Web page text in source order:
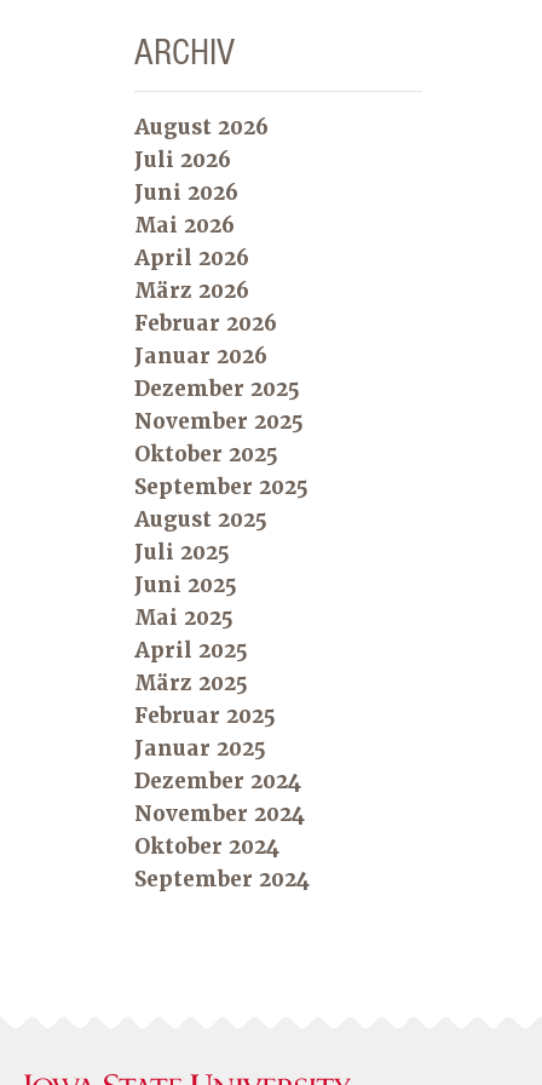
ARCHIV
August 2026
Juli 2026
Juni 2026
Mai 2026
April 2026
März 2026
Februar 2026
Januar 2026
Dezember 2025
November 2025
Oktober 2025
September 2025
August 2025
Juli 2025
Juni 2025
Mai 2025
April 2025
März 2025
Februar 2025
Januar 2025
Dezember 2024
November 2024
Oktober 2024
September 2024